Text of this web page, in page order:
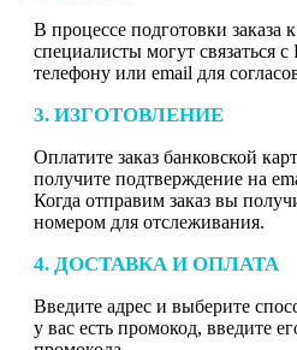
В процессе подготовки заказа
специалисты могут связаться
телефону или email для
3. ИЗГОТОВЛЕНИЕ
Оплатите заказ банковской
получите подтверждение на
Когда отправим заказ вы
номером для отслеживания.
4. ДОСТАВКА И ОПЛАТА
Введите адрес и выберите
у вас есть промокод, введите